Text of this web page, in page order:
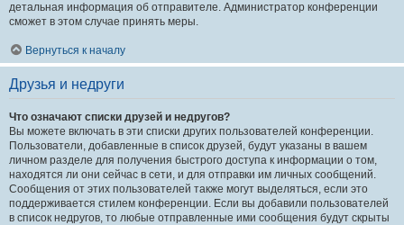
детальная информация об отправителе. Администратор конференции
сможет в этом случае принять меры.
Вернуться к началу
Друзья и недруги
Что означают списки друзей и недругов?
Вы можете включать в эти списки других пользователей конференции.
Пользователи, добавленные в список друзей, будут указаны в вашем
личном разделе для получения быстрого доступа к информации о том,
находятся ли они сейчас в сети, и для отправки им личных сообщений.
Сообщения от этих пользователей также могут выделяться, если это
поддерживается стилем конференции. Если вы добавили пользователей
в список недругов, то любые отправленные ими сообщения будут скрыты